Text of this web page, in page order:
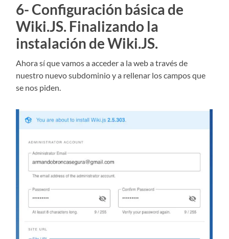
6- Configuración básica de
Wiki.JS. Finalizando la
instalación de Wiki.JS.
Ahora sí que vamos a acceder a la web a través de
nuestro nuevo subdominio y a rellenar los campos que
se nos piden.